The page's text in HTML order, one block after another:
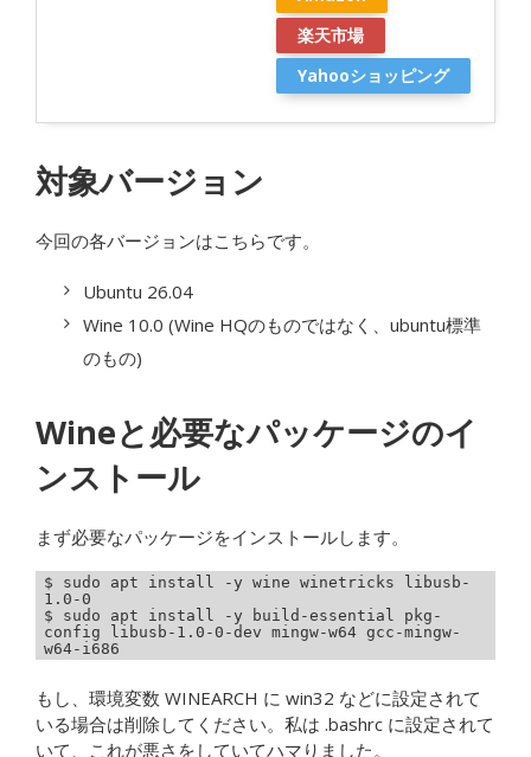
楽天市場
Yahooショッピング
対象バージョン
今回の各バージョンはこちらです。
Ubuntu 26.04
Wine 10.0 (Wine HQのものではなく、ubuntu標準
のもの)
Wineと必要なパッケージのイ
ンストール
まず必要なパッケージをインストールします。
$ sudo apt install -y wine winetricks libusb-
1.0-0
$ sudo apt install -y build-essential pkg-
config libusb-1.0-0-dev mingw-w64 gcc-mingw-
もし、環境変数 WINEARCH に win32 などに設定されて
いる場合は削除してください。私は .bashrc に設定されて
いて、これが悪さをしていてハマりました。